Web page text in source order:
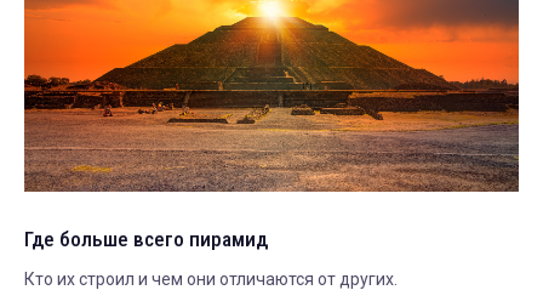
Где больше всего пирамид
Кто их строил и чем они отличаются от других.